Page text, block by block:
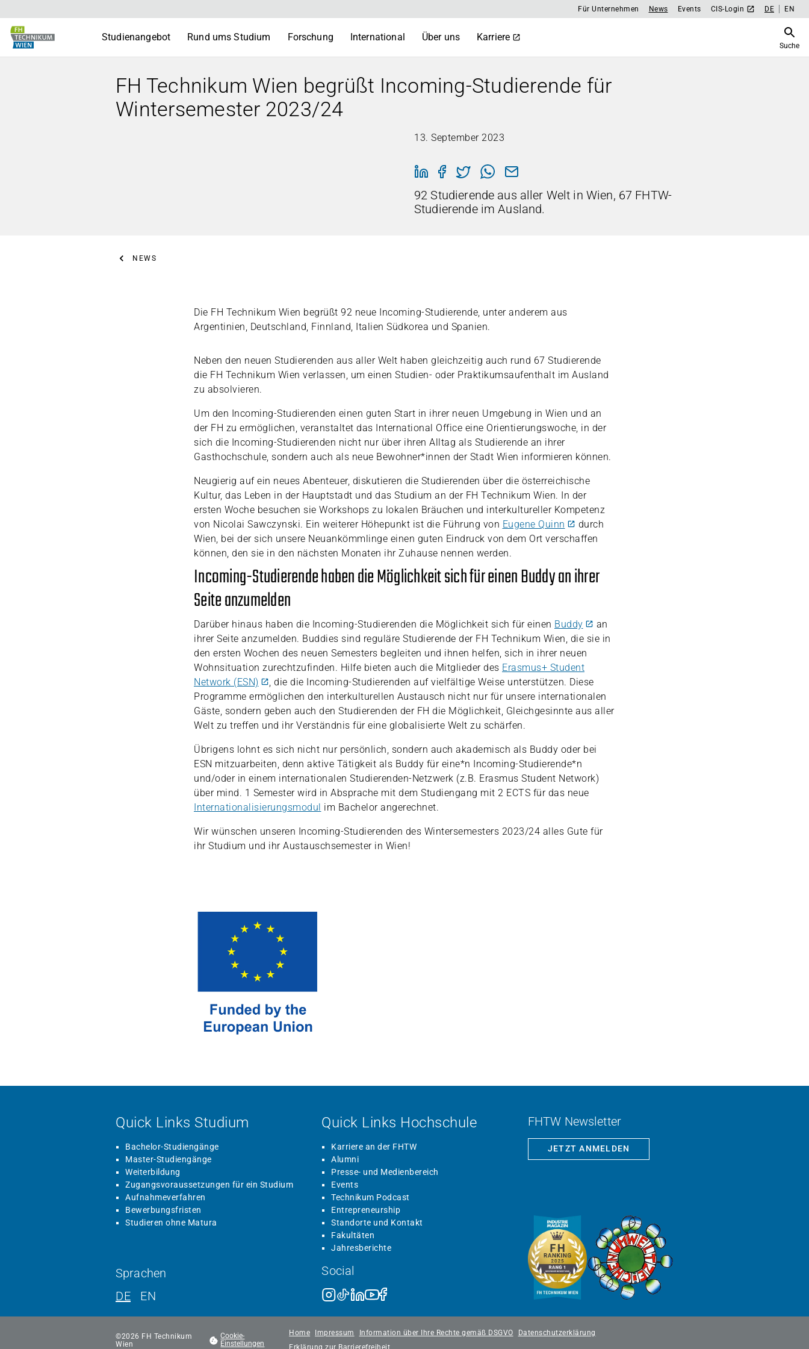
Für Unternehmen News Events CIS-Login DE EN
Studienangebot Rund ums Studium Forschung International Über uns Karriere
Suche
FH Technikum Wien begrüßt Incoming-Studierende für
Wintersemester 2023/24
13. September 2023
92 Studierende aus aller Welt in Wien, 67 FHTW-
Studierende im Ausland.
NEWS
Die FH Technikum Wien begrüßt 92 neue Incoming-Studierende, unter anderem aus
Argentinien, Deutschland, Finnland, Italien Südkorea und Spanien.
Neben den neuen Studierenden aus aller Welt haben gleichzeitig auch rund 67 Studierende
die FH Technikum Wien verlassen, um einen Studien- oder Praktikumsaufenthalt im Ausland
zu absolvieren.
Um den Incoming-Studierenden einen guten Start in ihrer neuen Umgebung in Wien und an
der FH zu ermöglichen, veranstaltet das International Office eine Orientierungswoche, in der
sich die Incoming-Studierenden nicht nur über ihren Alltag als Studierende an ihrer
Gasthochschule, sondern auch als neue Bewohner*innen der Stadt Wien informieren können.
Neugierig auf ein neues Abenteuer, diskutieren die Studierenden über die österreichische
Kultur, das Leben in der Hauptstadt und das Studium an der FH Technikum Wien. In der
ersten Woche besuchen sie Workshops zu lokalen Bräuchen und interkultureller Kompetenz
von Nicolai Sawczynski. Ein weiterer Höhepunkt ist die Führung von Eugene Quinn
durch
Wien, bei der sich unsere Neuankömmlinge einen guten Eindruck von dem Ort verschaffen
können, den sie in den nächsten Monaten ihr Zuhause nennen werden.
Incoming-Studierende haben die Möglichkeit sich für einen Buddy an ihrer
Seite anzumelden
Darüber hinaus haben die Incoming-Studierenden die Möglichkeit sich für einen Buddy
an
ihrer Seite anzumelden. Buddies sind reguläre Studierende der FH Technikum Wien, die sie in
den ersten Wochen des neuen Semesters begleiten und ihnen helfen, sich in ihrer neuen
Wohnsituation zurechtzufinden. Hilfe bieten auch die Mitglieder des Erasmus+ Student
Network (ESN)
, die die Incoming-Studierenden auf vielfältige Weise unterstützen. Diese
Programme ermöglichen den interkulturellen Austausch nicht nur für unsere internationalen
Gäste, sondern geben auch den Studierenden der FH die Möglichkeit, Gleichgesinnte aus aller
Welt zu treffen und ihr Verständnis für eine globalisierte Welt zu schärfen.
Übrigens lohnt es sich nicht nur persönlich, sondern auch akademisch als Buddy oder bei
ESN mitzuarbeiten, denn aktive Tätigkeit als Buddy für eine*n Incoming-Studierende*n
und/oder in einem internationalen Studierenden-Netzwerk (z.B. Erasmus Student Network)
über mind. 1 Semester wird in Absprache mit dem Studiengang mit 2 ECTS für das neue
Internationalisierungsmodul im Bachelor angerechnet.
Wir wünschen unseren Incoming-Studierenden des Wintersemesters 2023/24 alles Gute für
ihr Studium und ihr Austauschsemester in Wien!
Quick Links Studium
Bachelor-Studiengänge
Master-Studiengänge
Weiterbildung
Zugangsvoraussetzungen für ein Studium
Aufnahmeverfahren
Bewerbungsfristen
Studieren ohne Matura
Quick Links Hochschule
Karriere an der FHTW
Alumni
Presse- und Medienbereich
Events
Technikum Podcast
Entrepreneurship
Standorte und Kontakt
Fakultäten
Jahresberichte
FHTW Newsletter
JETZT ANMELDEN
Sprachen
DE
EN
Social
©2026 FH Technikum
Wien
Cookie-
Einstellungen
Home Impressum Information über Ihre Rechte gemäß DSGVO
Datenschutzerklärung
Erklärung zur Barrierefreiheit